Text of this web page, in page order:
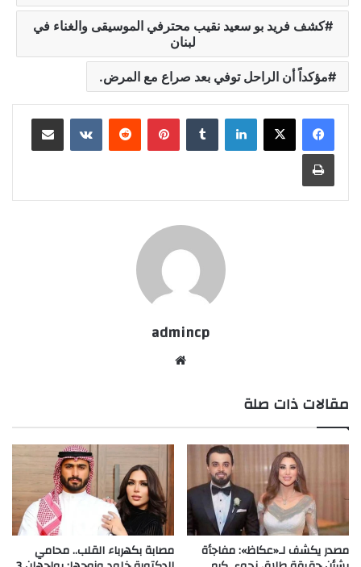
كشف فريد بو سعيد نقيب محترفي الموسيقى والغناء في
لبنان
مؤكداً أن الراحل توفي بعد صراع مع المرض.
لينكدإن بينتيريست
admincp
مقالات ذات صلة
مصدر يكشف لـ«عكاظ»: مفاجأة مصابة بكهرباء القلب.. محامي